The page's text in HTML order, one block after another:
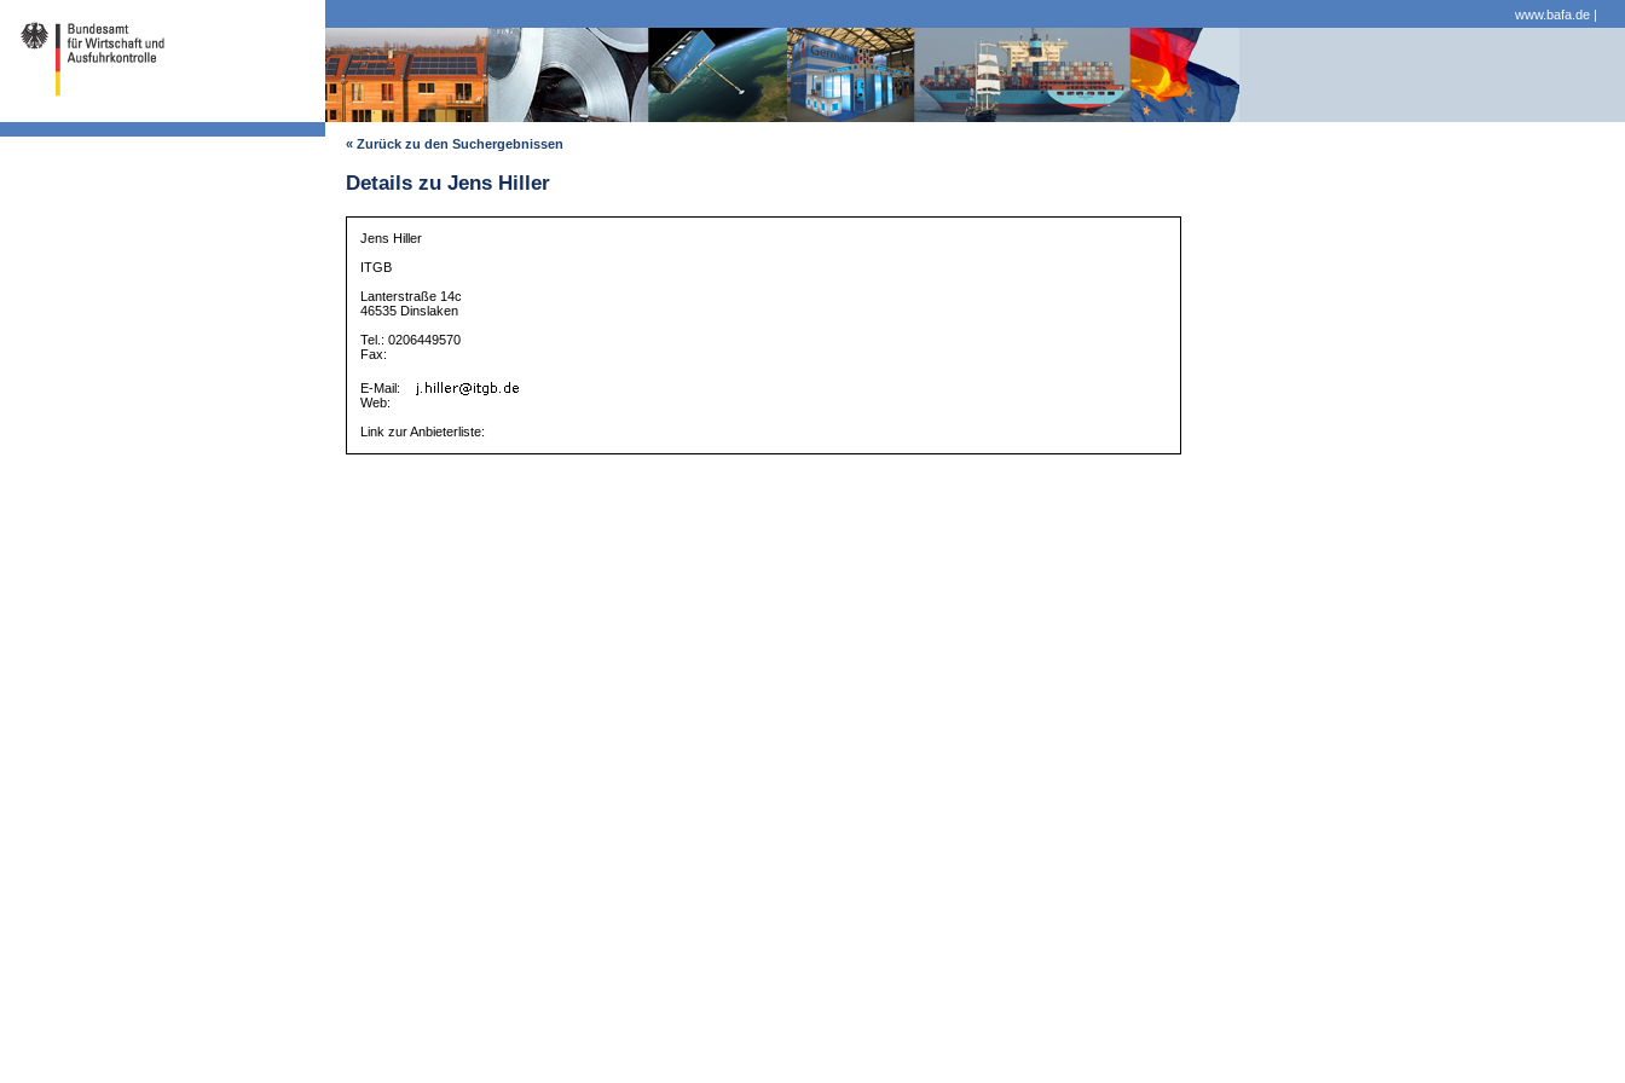
www.bafa.de |
« Zurück zu den Suchergebnissen
Details zu Jens Hiller
Jens Hiller
ITGB
Lanterstraße 14c
46535 Dinslaken
Tel.: 0206449570
Fax:
E-Mail:
Web:
Link zur Anbieterliste: